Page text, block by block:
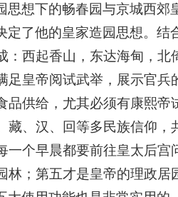
思想下的畅春园与京城西郊
定了他的皇家造园思想。
：西起香山，东达海甸，
足皇帝阅试武举，展示官
品供给，尤其必须有康熙
藏、汉、回等多民族信仰
一个早晨都要前往皇太后
林；第五才是皇帝的理政